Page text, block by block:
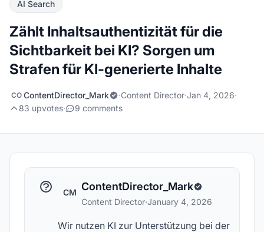
AI Search
Zählt Inhaltsauthentizität für die
Sichtbarkeit bei KI? Sorgen um
Strafen für KI-generierte Inhalte
CO ContentDirector_Mark ·Content Director·Jan 4, 2026·
83 upvotes· 9 comments
CM ContentDirector_Mark
Content Director·January 4, 2026
Wir nutzen KI zur Unterstützung bei der